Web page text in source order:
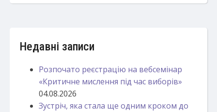
Недавні записи
Розпочато реєстрацію на вебсемінар
«Критичне мислення під час виборів»
04.08.2026
Зустріч, яка стала ще одним кроком до